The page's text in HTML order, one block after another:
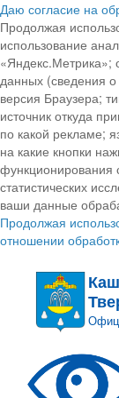
Даю согласие на
Продолжая
использование
«Яндекс.Метрика»;
данных (сведения
версия Браузера;
источник откуда
по какой рекламе;
на какие кнопки
функционирования
статистических
ваши данные
Продолжая
отношении